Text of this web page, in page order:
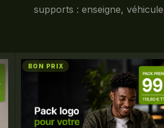
supports : enseigne,
BON PRIX